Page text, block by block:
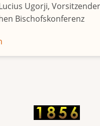
Ugorji,
Bischofskonferenz
Jugendarbeitslosigkeit